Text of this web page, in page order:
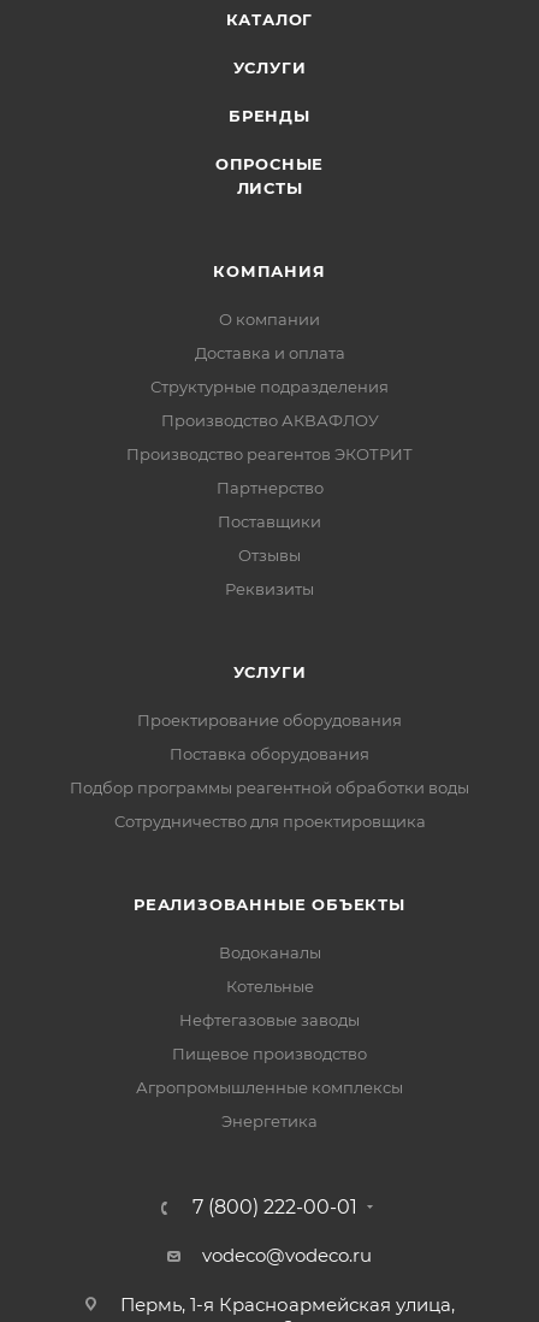
КАТАЛОГ
УСЛУГИ
БРЕНДЫ
ОПРОСНЫЕ
ЛИСТЫ
КОМПАНИЯ
О компании
Доставка и оплата
Структурные подразделения
Производство АКВАФЛОУ
Производство реагентов ЭКОТРИТ
Партнерство
Поставщики
Отзывы
Реквизиты
УСЛУГИ
Проектирование оборудования
Поставка оборудования
Подбор программы реагентной обработки воды
Сотрудничество для проектировщика
РЕАЛИЗОВАННЫЕ ОБЪЕКТЫ
Водоканалы
Котельные
Нефтегазовые заводы
Пищевое производство
Агропромышленные комплексы
Энергетика
7 (800) 222-00-01
vodeco@vodeco.ru
Пермь, 1-я Красноармейская улица,